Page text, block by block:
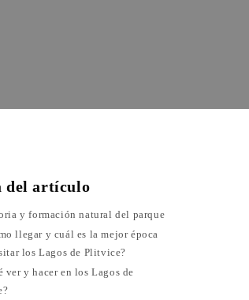
del artículo
y formación natural del parque
llegar y cuál es la mejor época
los Lagos de Plitvice?
ver y hacer en los Lagos de